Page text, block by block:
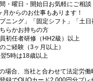
・曜日・開始日お気軽にご相談
からのお仕事もあります！
ニング」「固定シフト」「土日
らかお持ちの方
員初任者研修（HH2級）以上
ご経験（3ヶ月以上）
5時は18歳以上
場合、当社と合わせて法定労